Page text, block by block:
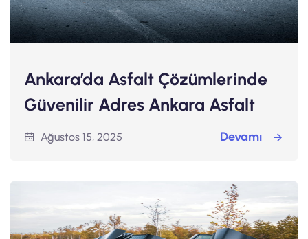
Ankara’da Asfalt Çözümlerinde
Güvenilir Adres Ankara Asfalt
Ağustos 15, 2025 Devamı